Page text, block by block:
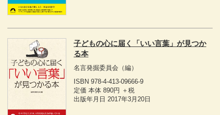
子どもの心に届く「いい言葉」が見つか
る本
名言発掘委員会 （編）
ISBN 978-4-413-09666-9
定価 本体 890円 ＋税
出版年月日 2017年3月20日